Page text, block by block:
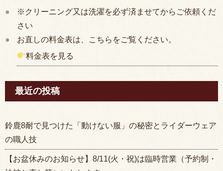
※クリーニング又は洗濯を必ず済ませてからご依頼くだ
さい
お直しの料金表は、こちらをご覧ください。
料金表を見る
最近の投稿
鈴鹿8耐で見つけた「動けない服」の秘密とライダーウェア
の職人技
【お盆休みのお知らせ】8/11(火・祝)は臨時営業（予約制・